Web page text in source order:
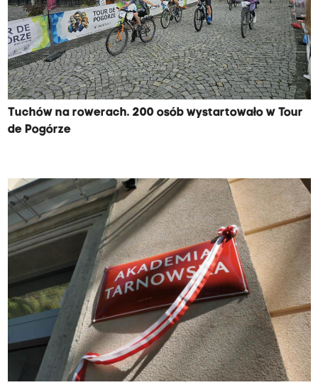
Tuchów na rowerach. 200 osób wystartowało w Tour
de Pogórze